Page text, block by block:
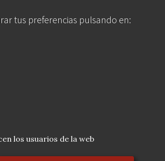
tus preferencias pulsando en:
los usuarios de la web